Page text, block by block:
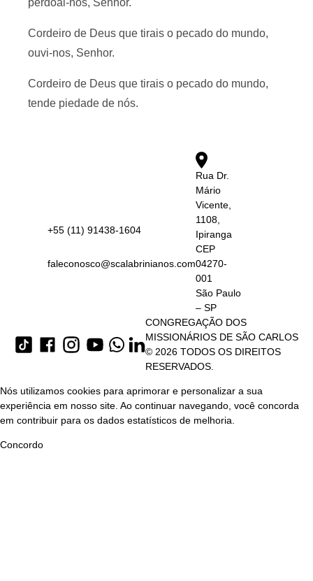
perdoai-nos, Senhor.
Cordeiro de Deus que tirais o pecado do mundo,
ouvi-nos, Senhor.
Cordeiro de Deus que tirais o pecado do mundo,
tende piedade de nós.
+55 (11) 91438-1604
faleconosco@scalabrinianos.com
Rua Dr.
Mário
Vicente,
1108,
Ipiranga
CEP
04270-
001
São Paulo
– SP
CONGREGAÇÃO DOS
MISSIONÁRIOS DE SÃO CARLOS
© 2026 TODOS OS DIREITOS
RESERVADOS.
Nós utilizamos cookies para aprimorar e personalizar a sua
experiência em nosso site. Ao continuar navegando, você concorda
em contribuir para os dados estatísticos de melhoria.
Concordo